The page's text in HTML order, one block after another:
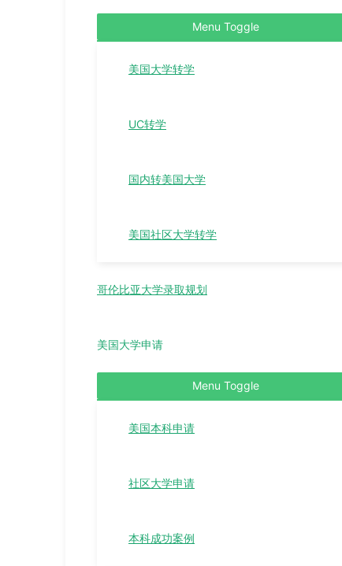
Menu Toggle
美国大学转学
UC转学
国内转美国大学
美国社区大学转学
哥伦比亚大学录取规划
美国大学申请
Menu Toggle
美国本科申请
社区大学申请
本科成功案例